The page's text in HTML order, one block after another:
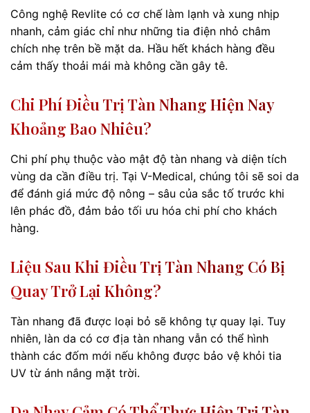
Công nghệ Revlite có cơ chế làm lạnh và xung nhịp
nhanh, cảm giác chỉ như những tia điện nhỏ châm
chích nhẹ trên bề mặt da. Hầu hết khách hàng đều
cảm thấy thoải mái mà không cần gây tê.
Chi Phí Điều Trị Tàn Nhang Hiện Nay
Khoảng Bao Nhiêu?
Chi phí phụ thuộc vào mật độ tàn nhang và diện tích
vùng da cần điều trị. Tại V-Medical, chúng tôi sẽ soi da
để đánh giá mức độ nông – sâu của sắc tố trước khi
lên phác đồ, đảm bảo tối ưu hóa chi phí cho khách
hàng.
Liệu Sau Khi Điều Trị Tàn Nhang Có Bị
Quay Trở Lại Không?
Tàn nhang đã được loại bỏ sẽ không tự quay lại. Tuy
nhiên, làn da có cơ địa tàn nhang vẫn có thể hình
thành các đốm mới nếu không được bảo vệ khỏi tia
UV từ ánh nắng mặt trời.